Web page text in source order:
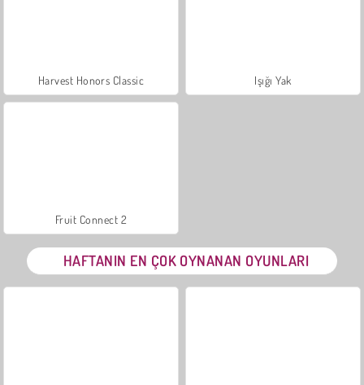
Harvest Honors Classic Işığı Yak
Fruit Connect 2
HAFTANIN EN ÇOK OYNANAN OYUNLARI